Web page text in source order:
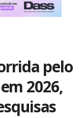
pelo
2026,